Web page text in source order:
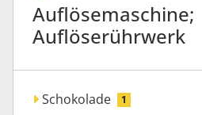
Auflösemaschine;
Auflöserührwerk
Schokolade 1